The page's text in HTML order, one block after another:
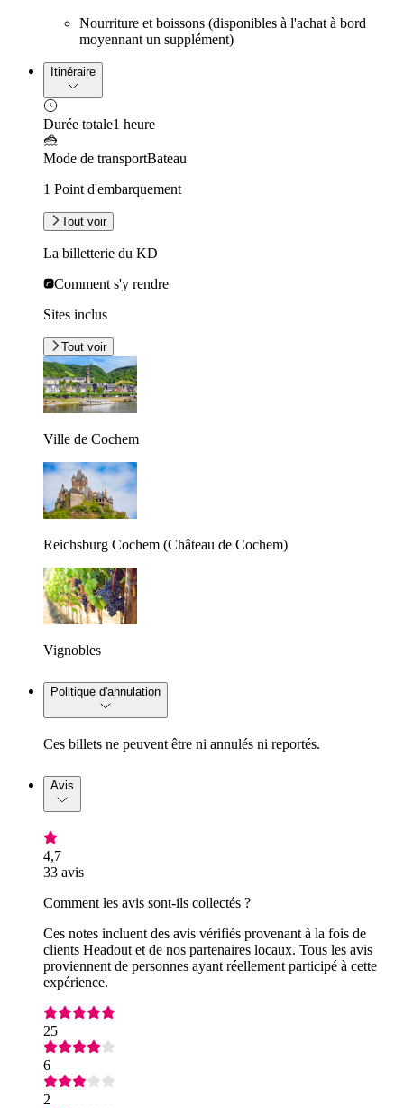
Nourriture et boissons (disponibles à l'achat à bord
moyennant un supplément)
Itinéraire
Durée totale1 heure
Mode de transportBateau
1 Point d'embarquement
Tout voir
La billetterie du KD
Comment s'y rendre
Sites inclus
Tout voir
Ville de Cochem
Reichsburg Cochem (Château de Cochem)
Vignobles
Politique d'annulation
Ces billets ne peuvent être ni annulés ni reportés.
Avis
4,7
33 avis
Comment les avis sont-ils collectés ?
Ces notes incluent des avis vérifiés provenant à la fois de
clients Headout et de nos partenaires locaux. Tous les avis
proviennent de personnes ayant réellement participé à cette
expérience.
25
6
2